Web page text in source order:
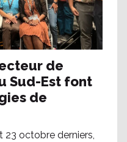
de
Sud-Est font
de
23 octobre derniers,